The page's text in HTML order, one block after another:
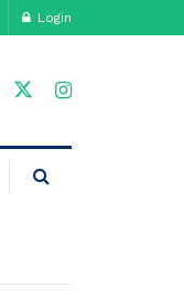
Login